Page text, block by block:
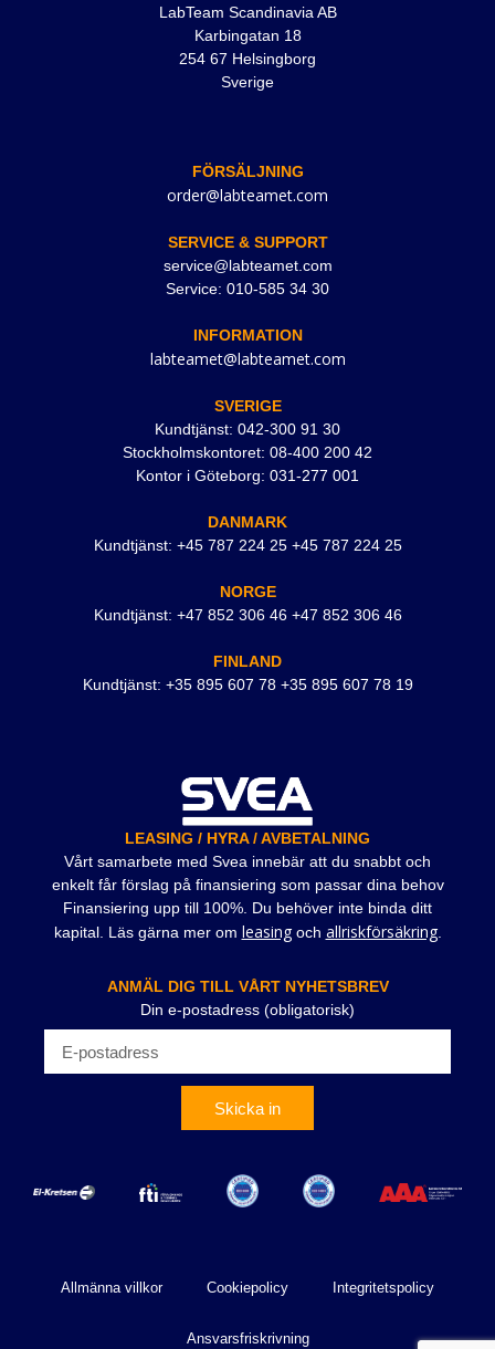
LabTeam Scandinavia AB
Karbingatan 18
254 67 Helsingborg
Sverige
FÖRSÄLJNING
order@labteamet.com
SERVICE & SUPPORT
service@labteamet.com
Service: 010-585 34 30
INFORMATION
labteamet@labteamet.com
SVERIGE
Kundtjänst: 042-300 91 30
Stockholmskontoret: 08-400 200 42
Kontor i Göteborg: 031-277 001
DANMARK
Kundtjänst: +45 787 224 25 +45 787 224 25
NORGE
Kundtjänst: +47 852 306 46 +47 852 306 46
FINLAND
Kundtjänst: +35 895 607 78 +35 895 607 78 19
LEASING / HYRA / AVBETALNING
Vårt samarbete med Svea innebär att du snabbt och
enkelt får förslag på finansiering som passar dina behov
Finansiering upp till 100%. Du behöver inte binda ditt
kapital. Läs gärna mer om leasingoch allriskförsäkring.
ANMÄL DIG TILL VÅRT NYHETSBREV
Din e-postadress (obligatorisk)
Skicka in
Allmänna villkor Cookiepolicy Integritetspolicy
Ansvarsfriskrivning